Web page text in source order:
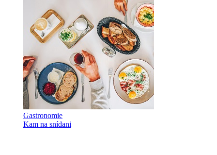
Gastronomie
Kam na snídani